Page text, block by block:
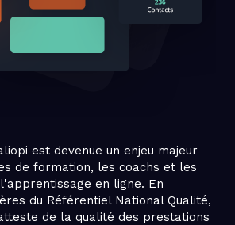
est devenue un enjeu majeur
de formation, les coachs et les
en ligne. En
du Référentiel National Qualité,
de la qualité des prestations